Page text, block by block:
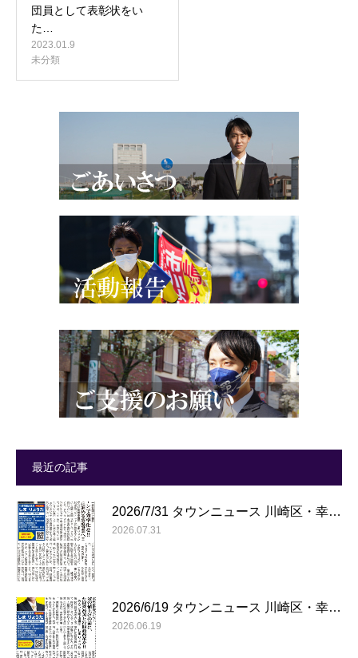
団員として表彰状をい
た…
2023.01.9
未分類
最近の記事
2026/7/31 タウンニュース 川崎区・幸…
2026.07.31
2026/6/19 タウンニュース 川崎区・幸…
2026.06.19